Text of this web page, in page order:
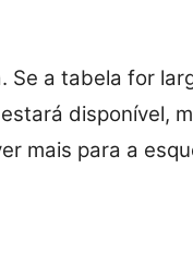
Se a tabela for
disponível,
mais para a